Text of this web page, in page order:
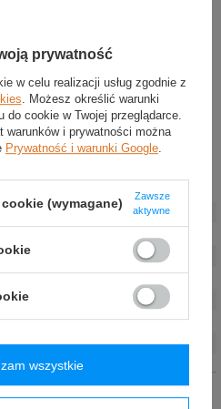
ze spandeksem
prywatność
w celu realizacji usług zgodnie z
. Możesz określić warunki
do cookie w Twojej przeglądarce.
warunków i prywatności można
Prywatność i warunki Google.
(wymagane)
Zawsze
aktywne
wszystkie